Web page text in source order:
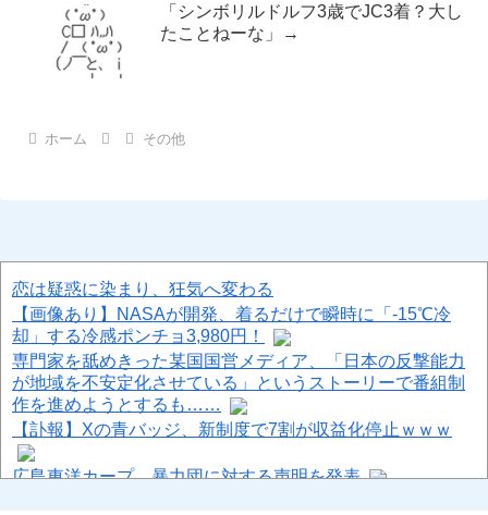
「シンボリルドルフ3歳でJC3着？大し
たことねーな」→
ホーム その他
恋は疑惑に染まり、狂気へ変わる
【画像あり】NASAが開発、着るだけで瞬時に「-15℃冷
却」する冷感ポンチョ3,980円！
専門家を舐めきった某国国営メディア、「日本の反撃能力
が地域を不安定化させている」というストーリーで番組制
作を進めようとするも……
【訃報】Xの青バッジ、新制度で7割が収益化停止ｗｗｗ
広島東洋カープ、暴力団に対する声明を発表